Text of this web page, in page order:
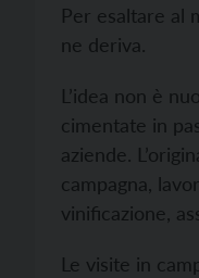
Per esaltare al
ne deriva.
L’idea non è
cimentate in
aziende.
campagna,
vinificazione,
Le visite in